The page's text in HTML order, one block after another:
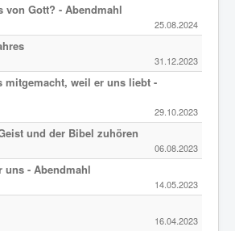
von Gott? - Abendmahl
25.08.2024
31.12.2023
mitgemacht, weil er uns liebt -
29.10.2023
und der Bibel zuhören
06.08.2023
uns - Abendmahl
14.05.2023
16.04.2023